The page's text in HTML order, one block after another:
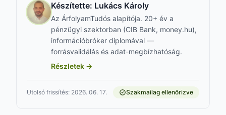
Készítette: Lukács Károly
Az ÁrfolyamTudós alapítója. 20+ év a
pénzügyi szektorban (CIB Bank, money.hu),
információbróker diplomával —
forrásvalidálás és adat-megbízhatóság.
Részletek →
Utolsó frissítés: 2026. 06. 17. Szakmailag ellenőrizve